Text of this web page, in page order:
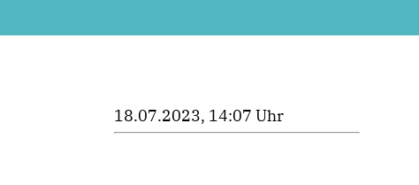
18.07.2023, 14:07 Uhr